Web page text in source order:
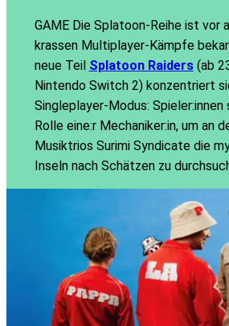
GAME Die Splatoon-Reihe ist vor
krassen Multiplayer-Kämpfe
neue Teil Splatoon Raiders(ab
Nintendo Switch 2) konzentriert
Singleplayer-Modus: Spieler:innen
Rolle eine:r Mechaniker:in, um an
Musiktrios Surimi Syndicate die
Inseln nach Schätzen zu